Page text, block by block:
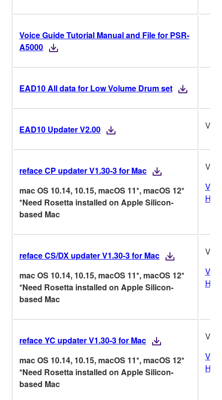
Voice Guide Tutorial Manual and File for PSR-
A5000
EAD10 All data for Low Volume Drum set
EAD10 Updater V2.00
reface CP updater V1.30-3 for Mac
mac OS 10.14, 10.15, macOS 11*, macOS 12*
*Need Rosetta installed on Apple Silicon-
based Mac
reface CS/DX updater V1.30-3 for Mac
mac OS 10.14, 10.15, macOS 11*, macOS 12*
*Need Rosetta installed on Apple Silicon-
based Mac
reface YC updater V1.30-3 for Mac
mac OS 10.14, 10.15, macOS 11*, macOS 12*
*Need Rosetta installed on Apple Silicon-
based Mac